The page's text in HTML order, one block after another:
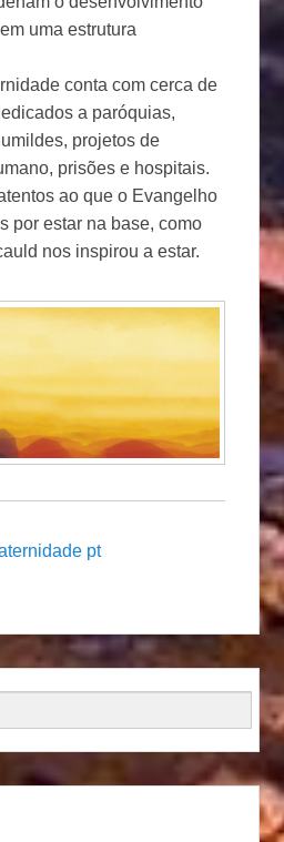
uma estrutura
conta com cerca de
a paróquias,
projetos de
prisões e hospitais.
ao que o Evangelho
por estar na base, como
nos inspirou a estar.
pt